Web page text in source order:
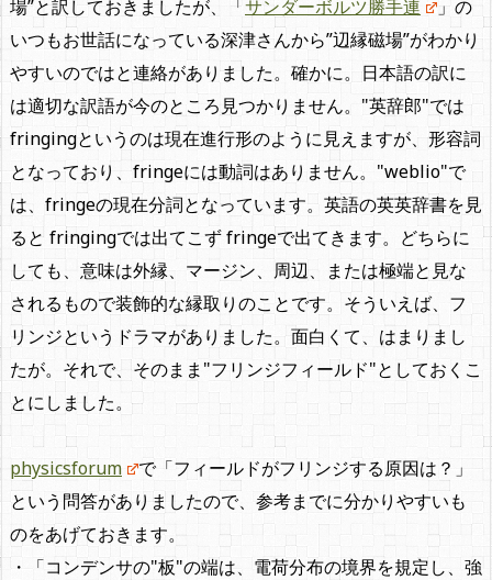
場”と訳しておきましたが、「 サンダーボルツ勝手連
」の
いつもお世話になっている深津さんから”辺縁磁場”がわかり
やすいのではと連絡がありました。確かに。日本語の訳に
は適切な訳語が今のところ見つかりません。"英辞郎"では
fringingというのは現在進行形のように見えますが、形容詞
となっており、fringeには動詞はありません。"weblio"で
は、fringeの現在分詞となっています。英語の英英辞書を見
ると fringingでは出てこず fringeで出てきます。どちらに
しても、意味は外縁、マージン、周辺、または極端と見な
されるもので装飾的な縁取りのことです。そういえば、フ
リンジというドラマがありました。面白くて、はまりまし
たが。それで、そのまま"フリンジフィールド"としておくこ
とにしました。
physicsforum
で「フィールドがフリンジする原因は？」
という問答がありましたので、参考までに分かりやすいも
のをあげておきます。
・「コンデンサの"板"の端は、電荷分布の境界を規定し、強